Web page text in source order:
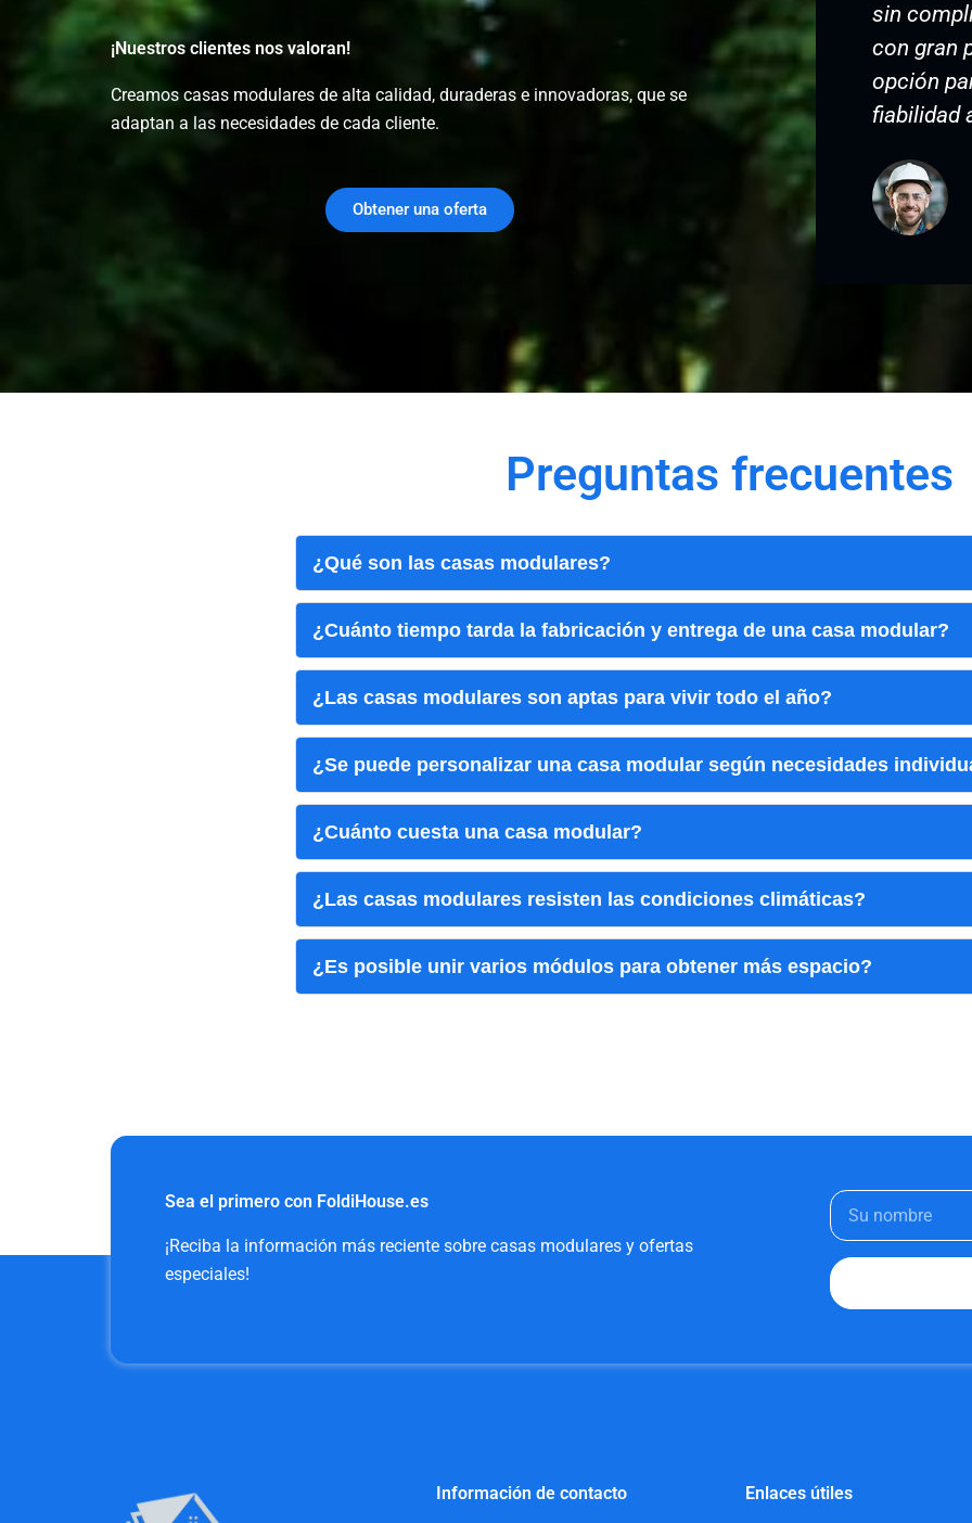
¡Nuestros clientes nos valoran!
Creamos casas modulares de alta calidad, duraderas e innovadoras, que se
adaptan a las necesidades de cada cliente.
Obtener una oferta
duraderos y muy buen acabado. ¡Una
inversión que realmente vale la pena!
– Carmen Sánchez
sin complicaciones, y el equipo trabajó
con gran profesionalismo. ¡Una excelente
opción para quienes buscan comodidad y
fiabilidad a un precio razonable!
¡Lo
Preguntas frecuentes
¿Qué son las casas modulares?
¿Cuánto tiempo tarda la fabricación y entrega de una casa modular?
¿Las casas modulares son aptas para vivir todo el año?
¿Se puede personalizar una casa modular según necesidades
¿Cuánto cuesta una casa modular?
¿Las casas modulares resisten las condiciones climáticas?
¿Es posible unir varios módulos para obtener más espacio?
Sea el primero con FoldiHouse.es
¡Reciba la información más reciente sobre casas modulares y ofertas
especiales!
Información de contacto Enlaces útiles